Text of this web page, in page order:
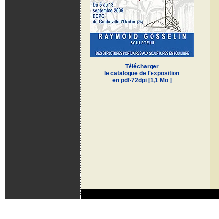
Télécharger
le catalogue de l'exposition
en pdf-72dpi [1,1 Mo ]